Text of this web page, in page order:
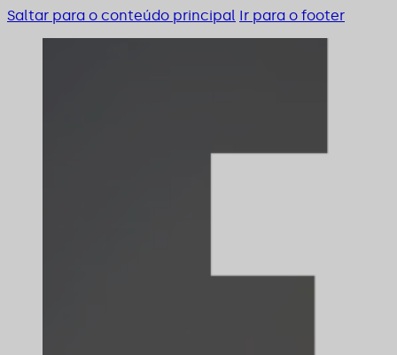
Saltar para o conteúdo principal Ir para o footer